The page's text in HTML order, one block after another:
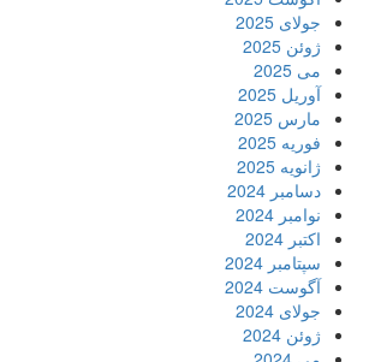
جولای 2025
ژوئن 2025
می 2025
آوریل 2025
مارس 2025
فوریه 2025
ژانویه 2025
دسامبر 2024
نوامبر 2024
اکتبر 2024
سپتامبر 2024
آگوست 2024
جولای 2024
ژوئن 2024